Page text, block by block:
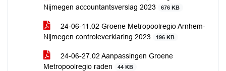
Nijmegen accountantsverslag 2023
676 KB
24-06-11.02 Groene Metropoolregio Arnhem-
Nijmegen controleverklaring 2023
196 KB
24-06-27.02 Aanpassingen Groene
Metropoolregio raden
44 KB